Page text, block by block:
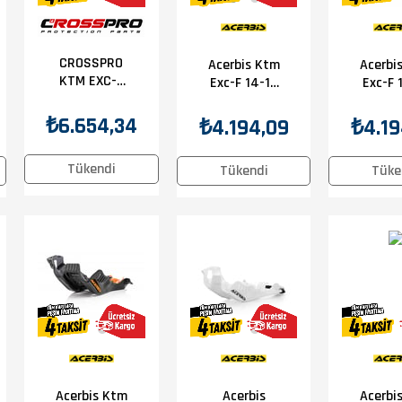
Tükendi
CROSSPRO
KTM EXC-F
KARTER
KORUMA
SİYAH
₺6.654,34
Tükendi
Acerbis Ktm
Exc-F 14-16
Koruma
Turuncu
₺4.194,09
Exc-F
Acerbis Ktm
Acerbis